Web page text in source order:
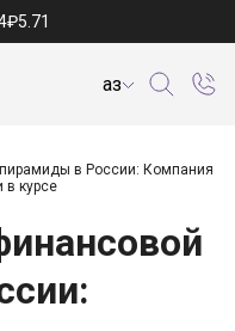
₽5.71
Қаз
в России: Компания
в курсе